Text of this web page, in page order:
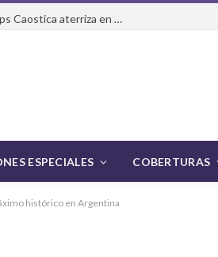
El Festival Internacional de Cortos y Videoclips Caostica aterriza en Ciudad de México
ESPECIALES COBERTURAS
histórico en Argentina